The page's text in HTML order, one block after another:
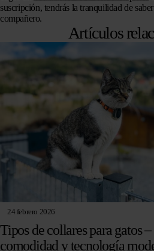
suscripción, tendrás la tranquilidad de
compañero.
Artículos
24 febrero 2026
Tipos de collares para gatos
comodidad y tecnología